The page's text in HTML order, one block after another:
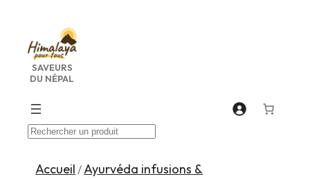
contenu
SAVEURS
DU NÉPAL
Recherche
Accueil /Ayurvéda infusions &